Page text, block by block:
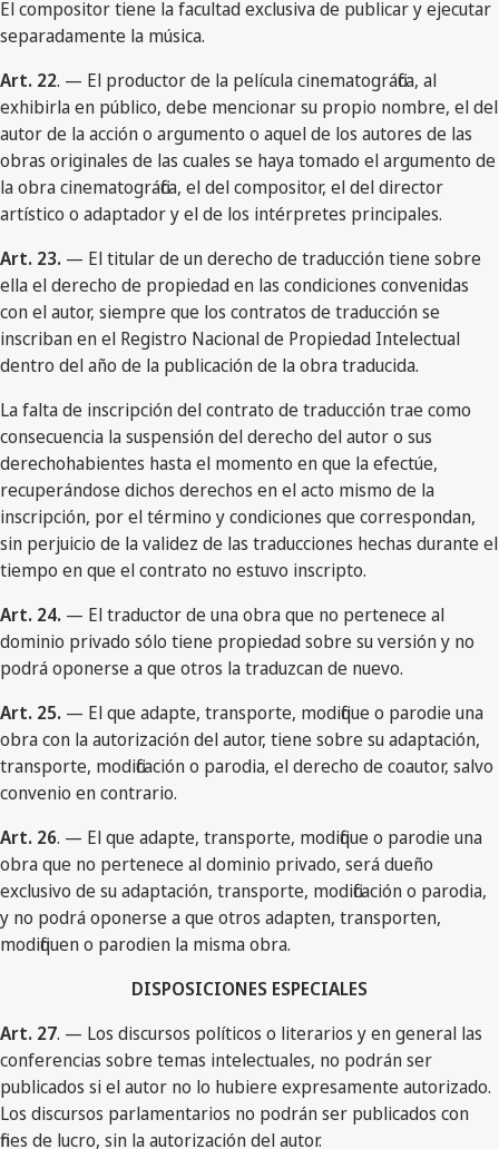
El compositor tiene la facultad exclusiva de publicar y ejecutar
separadamente la música.
Art. 22. — El productor de la película cinematográfica, al
exhibirla en público, debe mencionar su propio nombre, el del
autor de la acción o argumento o aquel de los autores de las
obras originales de las cuales se haya tomado el argumento de
la obra cinematográfica, el del compositor, el del director
artístico o adaptador y el de los intérpretes principales.
Art. 23. — El titular de un derecho de traducción tiene sobre
ella el derecho de propiedad en las condiciones convenidas
con el autor, siempre que los contratos de traducción se
inscriban en el Registro Nacional de Propiedad Intelectual
dentro del año de la publicación de la obra traducida.
La falta de inscripción del contrato de traducción trae como
consecuencia la suspensión del derecho del autor o sus
derechohabientes hasta el momento en que la efectúe,
recuperándose dichos derechos en el acto mismo de la
inscripción, por el término y condiciones que correspondan,
sin perjuicio de la validez de las traducciones hechas durante el
tiempo en que el contrato no estuvo inscripto.
Art. 24. — El traductor de una obra que no pertenece al
dominio privado sólo tiene propiedad sobre su versión y no
podrá oponerse a que otros la traduzcan de nuevo.
Art. 25. — El que adapte, transporte, modifique o parodie una
obra con la autorización del autor, tiene sobre su adaptación,
transporte, modificación o parodia, el derecho de coautor, salvo
convenio en contrario.
Art. 26. — El que adapte, transporte, modifique o parodie una
obra que no pertenece al dominio privado, será dueño
exclusivo de su adaptación, transporte, modificación o parodia,
y no podrá oponerse a que otros adapten, transporten,
modifiquen o parodien la misma obra.
DISPOSICIONES ESPECIALES
Art. 27. — Los discursos políticos o literarios y en general las
conferencias sobre temas intelectuales, no podrán ser
publicados si el autor no lo hubiere expresamente autorizado.
Los discursos parlamentarios no podrán ser publicados con
fines de lucro, sin la autorización del autor.